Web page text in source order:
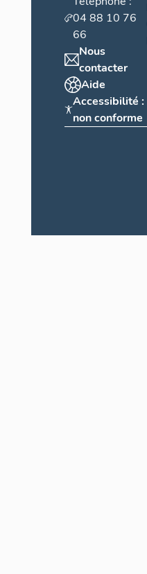
04 88 10 76
66
Nous
contacter
Aide
Accessibilité :
non conforme